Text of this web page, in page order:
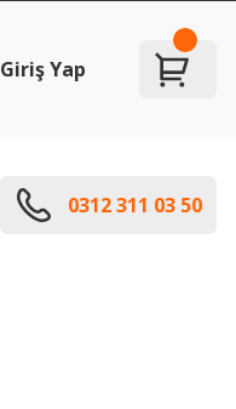
Giriş Yap
0312 311 03 50